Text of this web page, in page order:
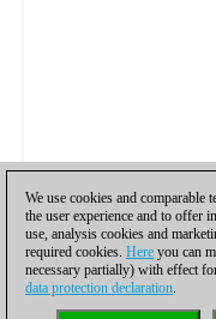
We use cookies and
the user experience and to offer
use, analysis cookies and
required cookies. Here you can
necessary partially) with effect
data protection declaration.